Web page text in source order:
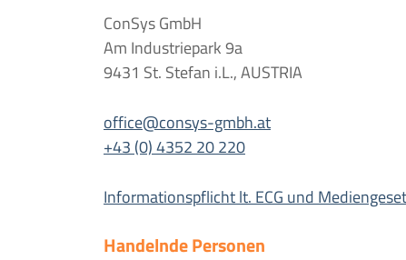
ConSys GmbH
Am Industriepark 9a
9431 St. Stefan i.L., AUSTRIA
office@consys-gmbh.at
+43 (0) 4352 20 220
Informationspflicht lt. ECG und
Handelnde Personen